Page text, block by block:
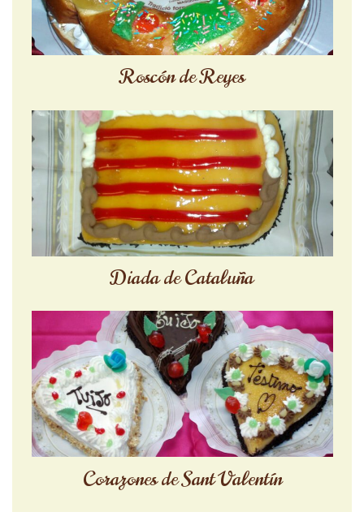
Roscón de Reyes
Diada de Cataluña
Corazones de Sant Valentín